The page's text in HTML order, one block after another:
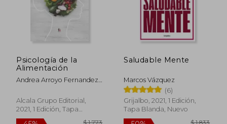
Psicología de la
Alimentación
Andrea Arroyo Fernandez;
Alcala Grupo Editorial,
2021, 1 Edición, Tapa
Blanda, Nuevo
Saludable Mente
Marcos Vázquez
(6)
Grijalbo, 2021, 1 Edición,
Tapa Blanda, Nuevo